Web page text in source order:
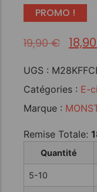
PROMO !
19,90€ 18,90
UGS :
Catégories : E-
Marque :
Remise Totale:
Quantité
5-10